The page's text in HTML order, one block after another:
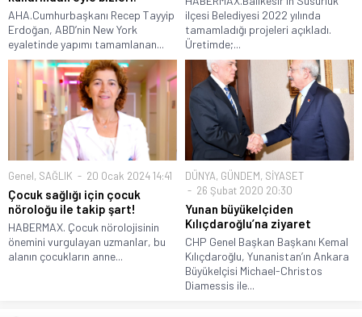
AHA.Cumhurbaşkanı Recep Tayyip
Erdoğan, ABD’nin New York
eyaletinde yapımı tamamlanan...
ilçesi Belediyesi 2022 yılında
tamamladığı projeleri açıkladı.
Üretimde;...
Genel, SAĞLIK 20 Ocak 2024 14:41
Çocuk sağlığı için çocuk
nöroloğu ile takip şart!
HABERMAX. Çocuk nörolojisinin
önemini vurgulayan uzmanlar, bu
alanın çocukların anne...
DÜNYA, GÜNDEM, SİYASET
26 Şubat 2020 20:30
Yunan büyükelçiden
Kılıçdaroğlu’na ziyaret
CHP Genel Başkan Başkanı Kemal
Kılıçdaroğlu, Yunanistan’ın Ankara
Büyükelçisi Michael-Christos
Diamessis ile...